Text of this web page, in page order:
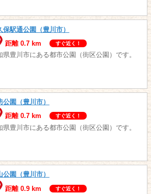
保駅通公園（豊川市）
距離 0.7 km
すぐ近く！
県豊川市にある都市公園（街区公園）です。
公園（豊川市）
距離 0.7 km
すぐ近く！
県豊川市にある都市公園（街区公園）です。
公園（豊川市）
距離 0.9 km
すぐ近く！